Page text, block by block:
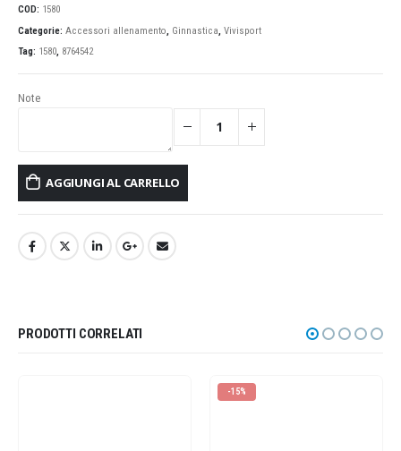
COD: 1580
Categorie: Accessori allenamento, Ginnastica, Vivisport
Tag: 1580, 8764542
Note
AGGIUNGI AL CARRELLO
PRODOTTI CORRELATI
-15%